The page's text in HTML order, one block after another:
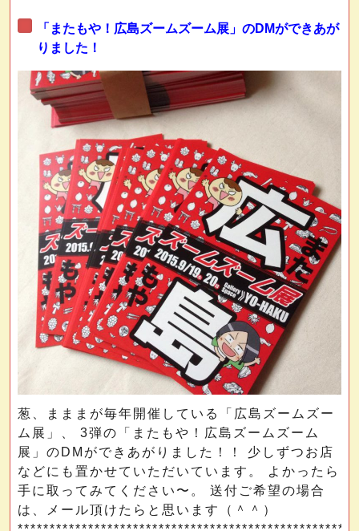
「またもや！広島ズームズーム展」のDMができあが
りました！
葱、まままが毎年開催している「広島ズームズー
ム展」、 3弾の「またもや！広島ズームズーム
展」のDMができあがりました！！ 少しずつお店
などにも置かせていただいています。 よかったら
手に取ってみてください〜。 送付ご希望の場合
は、メール頂けたらと思います（＾＾）